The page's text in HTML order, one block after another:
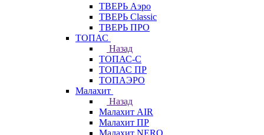
ТВЕРЬ Аэро
ТВЕРЬ Classic
ТВЕРЬ ПРО
ТОПАС
Назад
ТОПАС-С
ТОПАС ПР
ТОПАЭРО
Малахит
Назад
Малахит AIR
Малахит ПР
Малахит NERO